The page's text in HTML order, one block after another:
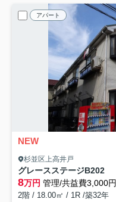
アパート
NEW
杉並区上高井戸
グレースステージB202
8万円 管理/共益費3,000円
2階 / 18.00㎡ / 1R /築32年